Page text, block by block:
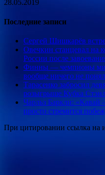
28.05.2019
Последние записи
Сергей Шишкарёв
Овечкин станцевал на
России после
Финны — чемпионы
вообще ничего не
Тарасенко забросил
розыгрыше Кубка
Чарльз Баркли: «Кавай
просто стремится
При цитировании ссылка на